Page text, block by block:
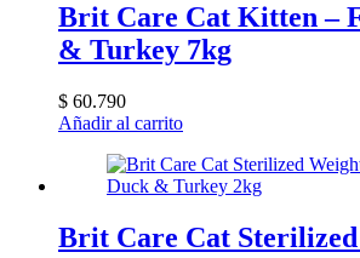
Brit Care Cat Kitten –
& Turkey 7kg
$ 60.790
Añadir al carrito
Brit Care Cat